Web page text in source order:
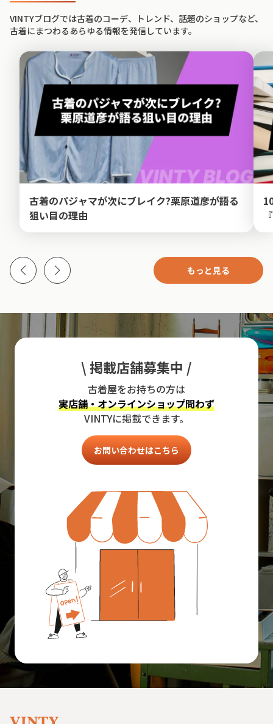
VINTYブログでは古着のコーデ、トレンド、話題のショップなど、
古着にまつわるあらゆる情報を発信しています。
古着のパジャマが次にブレイク?栗原道彦が語る
狙い目の理由
もっと見る
\ 掲載店舗募集中 /
古着屋をお持ちの方は
実店舗・オンラインショップ問わず
VINTYに掲載できます。
お問い合わせはこちら